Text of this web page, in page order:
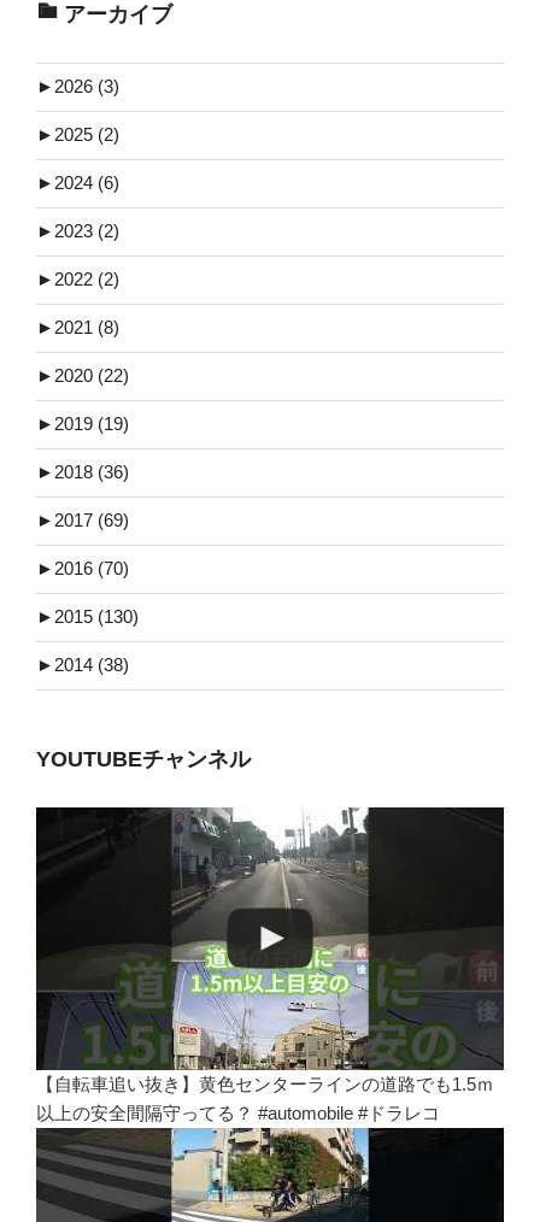
アーカイブ
► 2026 (3)
► 2025 (2)
► 2024 (6)
► 2023 (2)
► 2022 (2)
► 2021 (8)
► 2020 (22)
► 2019 (19)
► 2018 (36)
► 2017 (69)
► 2016 (70)
► 2015 (130)
► 2014 (38)
YOUTUBEチャンネル
【自転車追い抜き】黄色センターラインの道路でも1.5ｍ
以上の安全間隔守ってる？ #automobile #ドラレコ